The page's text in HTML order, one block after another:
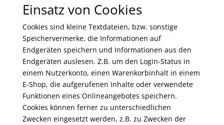
Einsatz von Cookies
Cookies sind kleine Textdateien, bzw. sonstige
Speichervermerke, die Informationen auf
Endgeräten speichern und Informationen aus den
Endgeräten auslesen. Z.B. um den Login-Status in
einem Nutzerkonto, einen Warenkorbinhalt in einem
E-Shop, die aufgerufenen Inhalte oder verwendete
Funktionen eines Onlineangebotes speichern.
Cookies können ferner zu unterschiedlichen
Zwecken eingesetzt werden, z.B. zu Zwecken der